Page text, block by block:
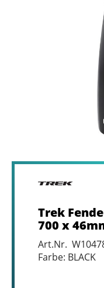
Trek
700 x
Art.Nr.
Farbe: BLACK